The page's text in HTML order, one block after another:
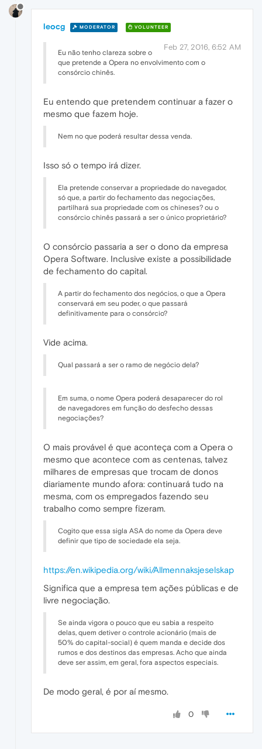
leocg MODERATOR VOLUNTEER
Feb 27, 2016, 6:52 AM
Eu não tenho clareza sobre o
que pretende a Opera no envolvimento com o
consórcio chinês.
Eu entendo que pretendem continuar a fazer o
mesmo que fazem hoje.
Nem no que poderá resultar dessa venda.
Isso só o tempo irá dizer.
Ela pretende conservar a propriedade do navegador,
só que, a partir do fechamento das negociações,
partilhará sua propriedade com os chineses? ou o
consórcio chinês passará a ser o único proprietário?
O consórcio passaria a ser o dono da empresa
Opera Software. Inclusive existe a possibilidade
de fechamento do capital.
A partir do fechamento dos negócios, o que a Opera
conservará em seu poder, o que passará
definitivamente para o consórcio?
Vide acima.
Qual passará a ser o ramo de negócio dela?
Em suma, o nome Opera poderá desaparecer do rol
de navegadores em função do desfecho dessas
negociações?
O mais provável é que aconteça com a Opera o
mesmo que acontece com as centenas, talvez
milhares de empresas que trocam de donos
diariamente mundo afora: continuará tudo na
mesma, com os empregados fazendo seu
trabalho como sempre fizeram.
Cogito que essa sigla ASA do nome da Opera deve
definir que tipo de sociedade ela seja.
https://en.wikipedia.org/wiki/Allmennaksjeselskap
Significa que a empresa tem ações públicas e de
livre negociação.
Se ainda vigora o pouco que eu sabia a respeito
delas, quem detiver o controle acionário (mais de
50% do capital-social) é quem manda e decide dos
rumos e dos destinos das empresas. Acho que ainda
deve ser assim, em geral, fora aspectos especiais.
De modo geral, é por aí mesmo.
0